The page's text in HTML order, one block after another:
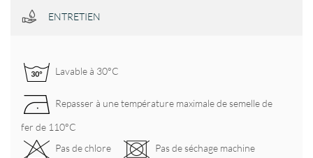
ENTRETIEN
Lavable à 30°C
Repasser à une température maximale de semelle de
fer de 110°C
Pas de chlore
Pas de séchage machine